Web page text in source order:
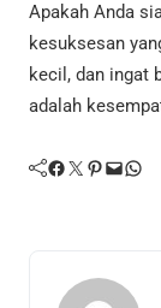
Apakah Anda
kesuksesan
kecil, dan ingat
adalah
Facebook Twitter Pinterest Mail WhatsApp